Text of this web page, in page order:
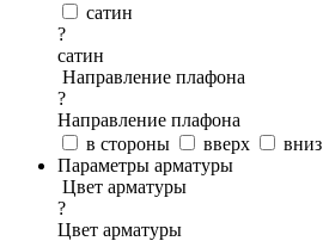
сатин
?
сатин
Направление плафона
?
Направление плафона
в стороны
вверх вниз
Параметры арматуры
Цвет арматуры
?
Цвет арматуры